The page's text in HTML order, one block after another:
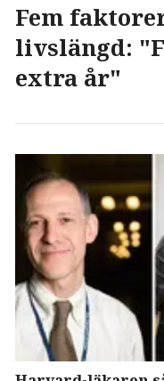
Fem
livslängd:
extra år"